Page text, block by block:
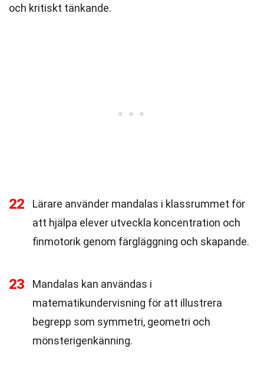
och kritiskt tänkande.
22
Lärare använder mandalas i klassrummet för
att hjälpa elever utveckla koncentration och
finmotorik genom färgläggning och skapande.
23
Mandalas kan användas i
matematikundervisning för att illustrera
begrepp som symmetri, geometri och
mönsterigenkänning.